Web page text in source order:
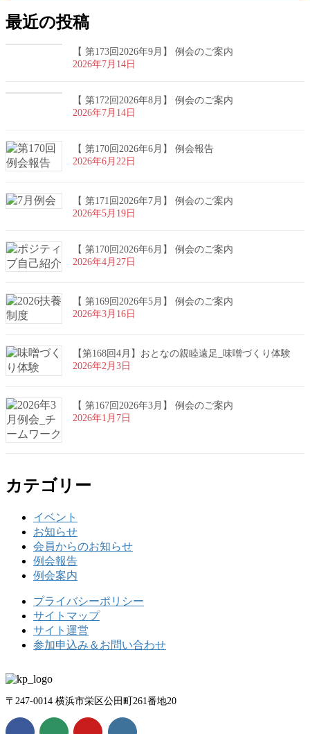
最近の投稿
【 第173回2026年9月】 例会のご案内
2026年7月14日
【 第172回2026年8月】 例会のご案内
2026年7月14日
【 第170回2026年6月】 例会報告
2026年6月22日
【 第171回2026年7月】 例会のご案内
2026年5月19日
【 第170回2026年6月】 例会のご案内
2026年4月27日
【 第169回2026年5月】 例会のご案内
2026年3月16日
【第168回4月】おとなの親睦遠足_味噌づくり体験
2026年2月3日
【 第167回2026年3月】 例会のご案内
2026年1月7日
カテゴリー
イベント
お知らせ
会員からのお知らせ
例会報告
例会案内
プライバシーポリシー
サイトマップ
サイト運営
参加申込み＆お問い合わせ
〒247-0014 横浜市栄区公田町261番地20